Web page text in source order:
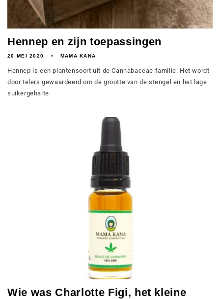
Hennep en zijn toepassingen
20 MEI 2020 MAMA KANA
Hennep is een plantensoort uit de Cannabaceae familie. Het wordt
door telers gewaardeerd om de grootte van de stengel en het lage
suikergehalte.
Wie was Charlotte Figi, het kleine